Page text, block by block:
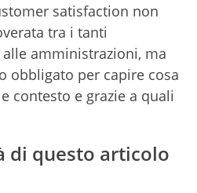
satisfaction non
tra i tanti
amministrazioni, ma
obbligato per capire cosa
contesto e grazie a quali
di questo articolo